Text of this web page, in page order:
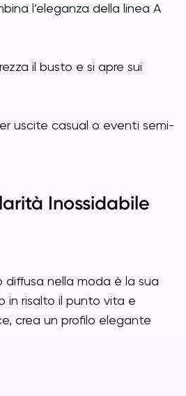
l’eleganza della linea A
il busto e si apre sui
uscite casual o eventi semi-
Inossidabile
nella moda è la sua
in risalto il punto vita e
crea un profilo elegante